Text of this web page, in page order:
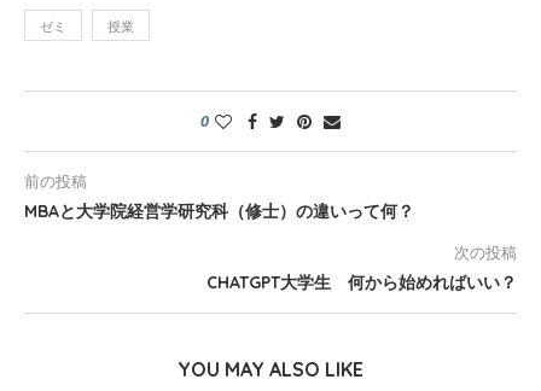
ゼミ 授業
0
前の投稿
MBAと大学院経営学研究科（修士）の違いって何？
次の投稿
CHATGPT大学生 何から始めればいい？
YOU MAY ALSO LIKE